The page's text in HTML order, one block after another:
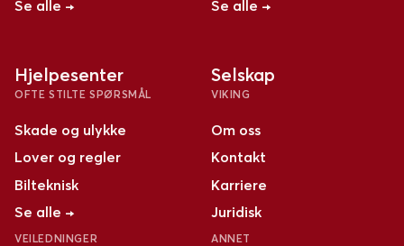
Se alle →
Se alle →
Hjelpesenter
OFTE STILTE SPØRSMÅL
Skade og ulykke
Lover og regler
Bilteknisk
Se alle →
VEILEDNINGER
Selskap
VIKING
Om oss
Kontakt
Karriere
Juridisk
ANNET